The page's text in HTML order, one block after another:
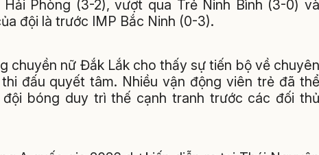
Phòng (3-2), vượt qua Trẻ Ninh Bình (3-0) và
đội là trước IMP Bắc Ninh (0-3).
chuyền nữ Đắk Lắk cho thấy sự tiến bộ về chuyên
đấu quyết tâm. Nhiều vận động viên trẻ đã thể
bóng duy trì thế cạnh tranh trước các đối thủ